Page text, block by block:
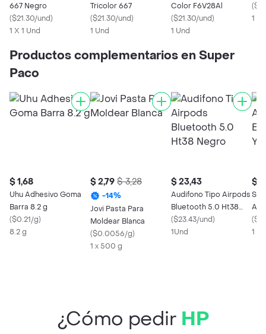
667 Negro
($21.30/und)
1 X 1 Und
Tricolor 667
($21.30/und)
1 Und
Color F6V28Al
($21.30/und)
1 Und
(
1
Productos complementarios en Super
Paco
$ 1,68
Uhu Adhesivo Goma
Barra 8.2 g
($0.21/g)
8.2 g
$ 2,79 $ 3,28
-14%
Jovi Pasta Para
Moldear Blanca
($0.0056/g)
1 x 500 g
$ 23,43
Audifono Tipo Airpods
Bluetooth 5.0 Ht38
Negro
($23.43/und)
1Und
$
x
(
1
¿Cómo pedir HP